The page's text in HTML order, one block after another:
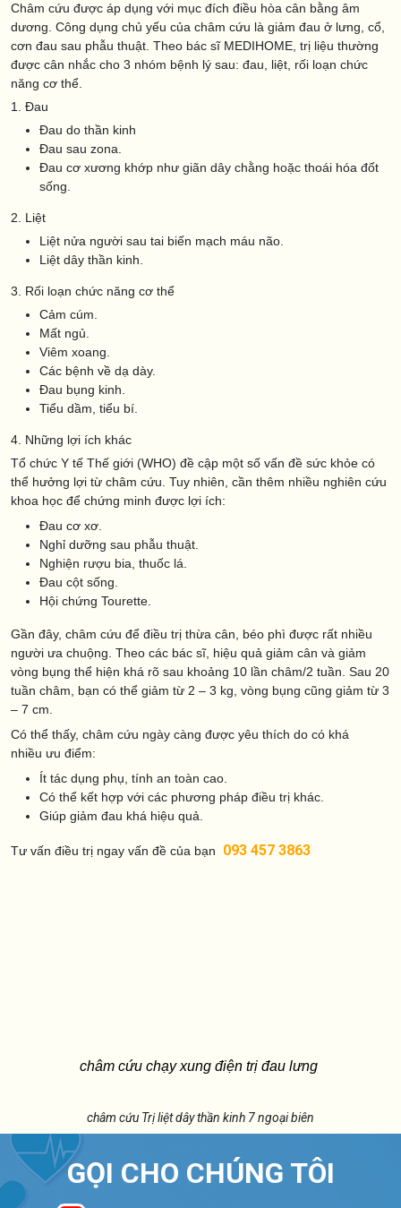
Châm cứu được áp dụng với mục đích điều hòa cân bằng âm
dương. Công dụng chủ yếu của châm cứu là giảm đau ở lưng, cổ,
cơn đau sau phẫu thuật. Theo bác sĩ MEDIHOME, trị liệu thường
được cân nhắc cho 3 nhóm bệnh lý sau: đau, liệt, rối loạn chức
năng cơ thể.
1. Đau
Đau do thần kinh
Đau sau zona.
Đau cơ xương khớp như giãn dây chằng hoặc thoái hóa đốt
sống.
2. Liệt
Liệt nửa người sau tai biến mạch máu não.
Liệt dây thần kinh.
3. Rối loạn chức năng cơ thể
Cảm cúm.
Mất ngủ.
Viêm xoang.
Các bệnh về dạ dày.
Đau bụng kinh.
Tiểu dầm, tiểu bí.
4. Những lợi ích khác
Tổ chức Y tế Thế giới (WHO) đề cập một số vấn đề sức khỏe có
thể hưởng lợi từ châm cứu. Tuy nhiên, cần thêm nhiều nghiên cứu
khoa học để chứng minh được lợi ích:
Đau cơ xơ.
Nghỉ dưỡng sau phẫu thuật.
Nghiện rượu bia, thuốc lá.
Đau cột sống.
Hội chứng Tourette.
Gần đây, châm cứu để điều trị thừa cân, béo phì được rất nhiều
người ưa chuộng. Theo các bác sĩ, hiệu quả giảm cân và giảm
vòng bụng thể hiện khá rõ sau khoảng 10 lần châm/2 tuần. Sau 20
tuần châm, bạn có thể giảm từ 2 – 3 kg, vòng bụng cũng giảm từ 3
– 7 cm.
Có thể thấy, châm cứu ngày càng được yêu thích do có khá
nhiều ưu điểm:
Ít tác dụng phụ, tính an toàn cao.
Có thể kết hợp với các phương pháp điều trị khác.
Giúp giảm đau khá hiệu quả.
Tư vấn điều trị ngay vấn đề của bạn 093 457 3863
châm cứu chạy xung điện trị đau lưng
châm cứu Trị liệt dây thần kinh 7 ngoại biên
GỌI CHO CHÚNG TÔI